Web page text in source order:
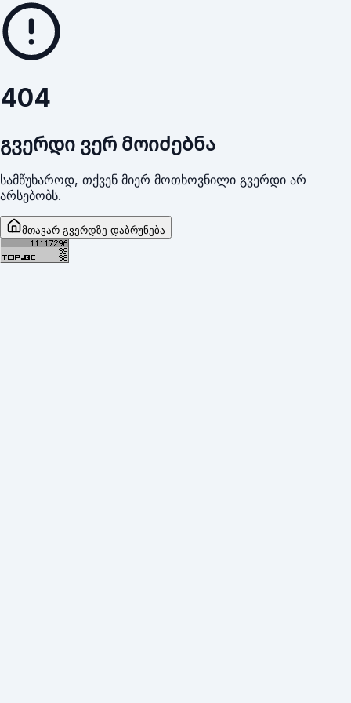
404
გვერდი ვერ მოიძებნა
სამწუხაროდ, თქვენ მიერ მოთხოვნილი გვერდი არ
არსებობს.
მთავარ გვერდზე დაბრუნება